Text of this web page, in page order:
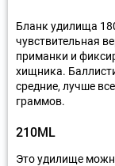
Бланк удилища
чувствительная
приманки и
хищника.
средние, лучше
граммов.
210ML
Это удилище